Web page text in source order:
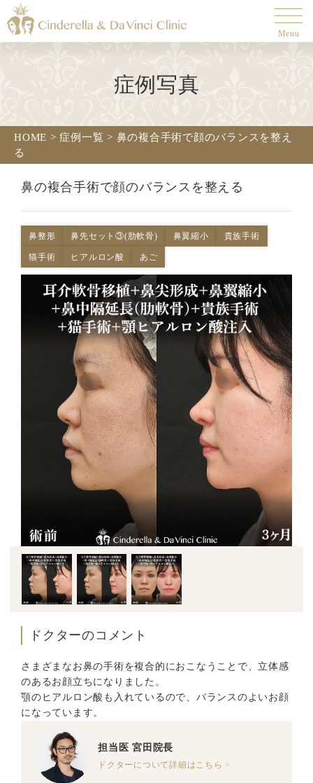
Menu
症例写真
HOME >症例一覧 > 鼻の複合手術で顔のバランスを整え
る
鼻の複合手術で顔のバランスを整える
鼻整形 鼻先セット③(肋軟骨) 鼻翼縮小 貴族手術
猫手術 ヒアルロン酸 あご
ドクターのコメント
さまざまなお鼻の手術を複合的におこなうことで、立体感
のあるお顔立ちになりました。
顎のヒアルロン酸も入れているので、バランスのよいお顔
になっています。
担当医 宮田院長
ドクターについて詳細はこちら >